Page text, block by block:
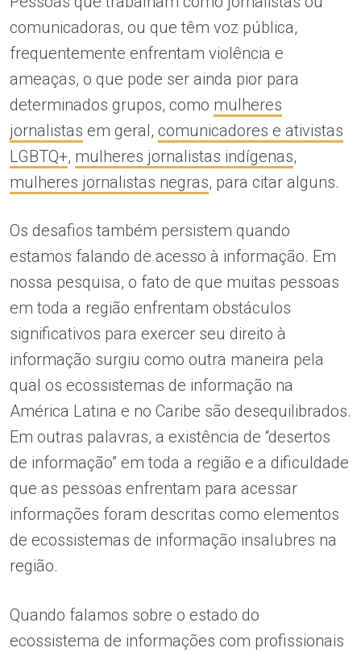
comunicadoras, ou que têm voz pública,
frequentemente enfrentam violência e
ameaças, o que pode ser ainda pior para
determinados grupos, como mulheres
jornalistas em geral, comunicadores e ativistas
LGBTQ+, mulheres jornalistas indígenas,
mulheres jornalistas negras, para citar alguns.
Os desafios também persistem quando
estamos falando de acesso à informação. Em
nossa pesquisa, o fato de que muitas pessoas
em toda a região enfrentam obstáculos
significativos para exercer seu direito à
informação surgiu como outra maneira pela
qual os ecossistemas de informação na
América Latina e no Caribe são desequilibrados.
Em outras palavras, a existência de “desertos
de informação” em toda a região e a dificuldade
que as pessoas enfrentam para acessar
informações foram descritas como elementos
de ecossistemas de informação insalubres na
região.
Quando falamos sobre o estado do
ecossistema de informações com profissionais